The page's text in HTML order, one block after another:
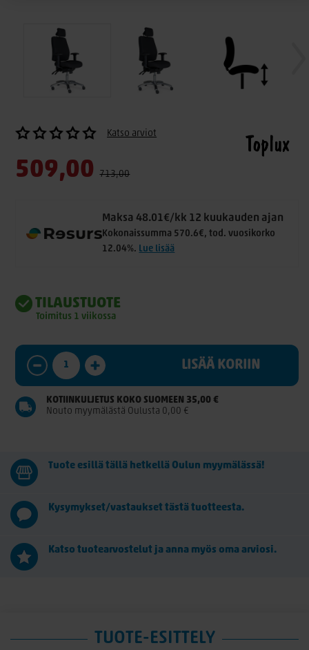
Katso arviot
509,00 713,00
Maksa 48.01€/kk 12 kuukauden ajan
Kokonaissumma 570.6€, tod. vuosikorko
12.04%. Lue lisää
TILAUSTUOTE
Toimitus 1 viikossa
LISÄÄ KORIIN
KOTIINKULJETUS KOKO SUOMEEN 35,00 €
Nouto myymälästä Oulusta 0,00 €
Tuote esillä tällä hetkellä Oulun myymälässä!
Kysymykset/vastaukset tästä tuotteesta.
Katso tuotearvostelut ja anna myös oma arviosi.
TUOTE-ESITTELY